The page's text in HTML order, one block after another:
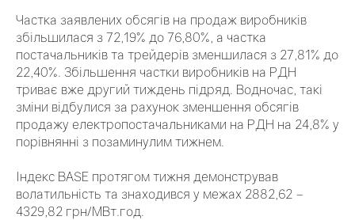
Частка заявлених обсягів на продаж виробників
збільшилася з 72,19% до 76,80%, а частка
постачальників та трейдерів зменшилася з 27,81% до
22,40%. Збільшення частки виробників на РДН
триває вже другий тиждень підряд. Водночас, такі
зміни відбулися за рахунок зменшення обсягів
продажу електропостачальниками на РДН на 24,8% у
порівнянні з позаминулим тижнем.
Індекс BASE протягом тижня демонстрував
волатильність та знаходився у межах 2882,62 –
4329,82 грн/МВт.год.